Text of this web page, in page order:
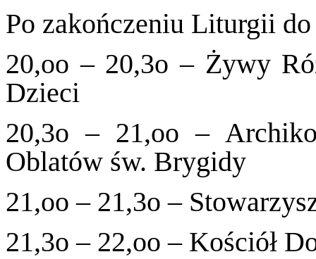
Po zakończeniu Liturgii
20,oo – 20,3o – Żywy
Dzieci
20,3o – 21,oo –
Oblatów św. Brygidy
21,oo – 21,3o –
21,3o – 22,oo – Kościół